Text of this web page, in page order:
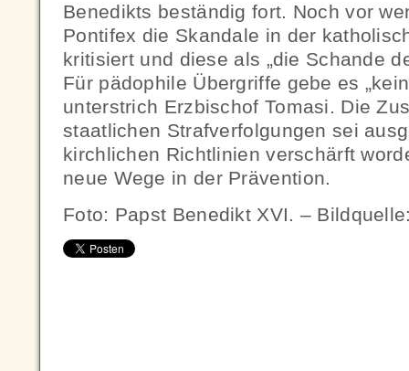
Benedikts beständig fort. Noch vor
Pontifex die Skandale in der
kritisiert und diese als „die Schande
Für pädophile Übergriffe gebe es
unterstrich Erzbischof Tomasi. Die
staatlichen Strafverfolgungen sei
kirchlichen Richtlinien verschärft
neue Wege in der Prävention.
Foto: Papst Benedikt XVI. –